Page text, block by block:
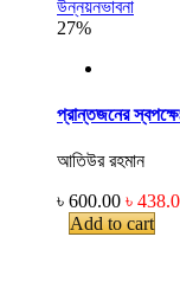
27%
প্রান্তজনের
আতিউর রহমান
৳ 600.00 ৳
Add to cart